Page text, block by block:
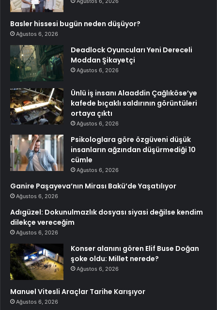
Basler hissesi bugün neden düşüyor?
Ağustos 6, 2026
Deadlock Oyuncuları Yeni Dereceli
Moddan Şikayetçi
Ağustos 6, 2026
Ünlü iş insanı Alaaddin Çağlıköse’ye
kafede bıçaklı saldırının görüntüleri
ortaya çıktı
Ağustos 6, 2026
Psikologlara göre özgüveni düşük
insanların ağzından düşürmediği 10
cümle
Ağustos 6, 2026
Ganire Paşayeva’nın Mirası Bakü’de Yaşatılıyor
Ağustos 6, 2026
Adıgüzel: Dokunulmazlık dosyası siyasi değilse kendim
dilekçe vereceğim
Ağustos 6, 2026
Konser alanını gören Elif Buse Doğan
şoke oldu: Millet nerede?
Ağustos 6, 2026
Manuel Vitesli Araçlar Tarihe Karışıyor
Ağustos 6, 2026